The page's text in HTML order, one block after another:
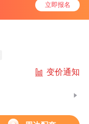
立即报名
变价通知